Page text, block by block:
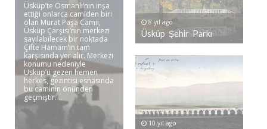
Üsküp’te Osmanlı’nın inşa
ettiği onlarca camiden biri
olan Murat Paşa Camii,
Üsküp Çarşısı’nın merkezi
sayılabilecek bir noktada
Çifte Hamam’ın tam
karşısında yer alır. Merkezi
konumu nedeniyle
Üsküp’ü gezen hemen
herkes, gezintisi esnasında
bu caminin önünden
geçmiştir. ..
8 yıl ago
Üsküp Şehir Parkı
10 yıl ago